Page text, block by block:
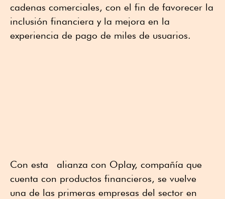
cadenas comerciales, con el fin de favorecer la
inclusión financiera y la mejora en la
experiencia de pago de miles de usuarios.
Con esta alianza con Oplay, compañía que
cuenta con productos financieros, se vuelve
una de las primeras empresas del sector en